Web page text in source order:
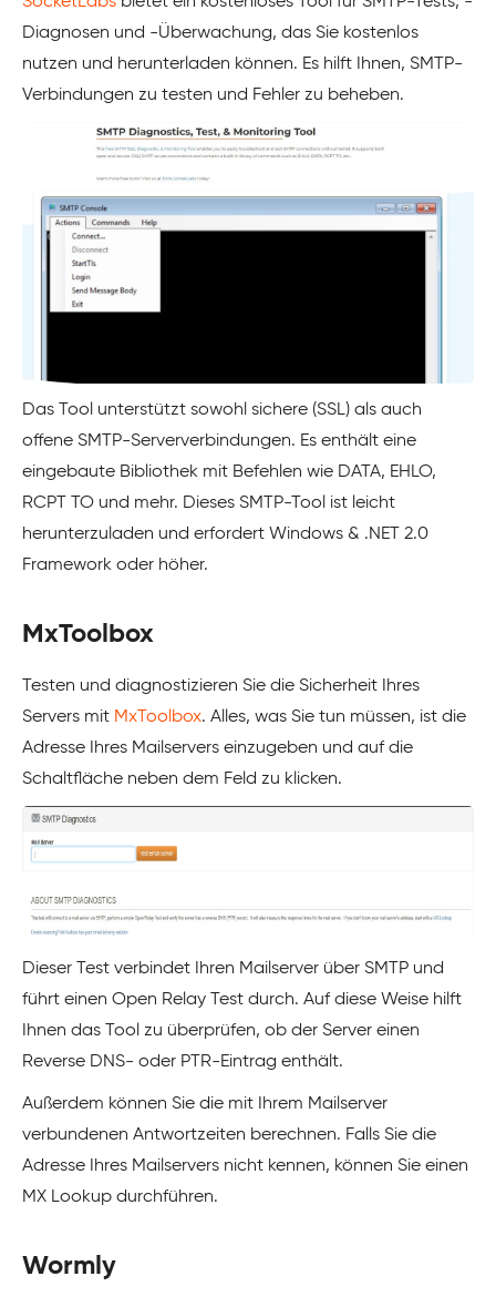
Diagnosen und -Überwachung, das Sie kostenlos
nutzen und herunterladen können. Es hilft Ihnen, SMTP-
Verbindungen zu testen und Fehler zu beheben.
Das Tool unterstützt sowohl sichere (SSL) als auch
offene SMTP-Serververbindungen. Es enthält eine
eingebaute Bibliothek mit Befehlen wie DATA, EHLO,
RCPT TO und mehr. Dieses SMTP-Tool ist leicht
herunterzuladen und erfordert Windows & .NET 2.0
Framework oder höher.
MxToolbox
Testen und diagnostizieren Sie die Sicherheit Ihres
Servers mit MxToolbox. Alles, was Sie tun müssen, ist die
Adresse Ihres Mailservers einzugeben und auf die
Schaltfläche neben dem Feld zu klicken.
Dieser Test verbindet Ihren Mailserver über SMTP und
führt einen Open Relay Test durch. Auf diese Weise hilft
Ihnen das Tool zu überprüfen, ob der Server einen
Reverse DNS- oder PTR-Eintrag enthält.
Außerdem können Sie die mit Ihrem Mailserver
verbundenen Antwortzeiten berechnen. Falls Sie die
Adresse Ihres Mailservers nicht kennen, können Sie einen
MX Lookup durchführen.
Wormly